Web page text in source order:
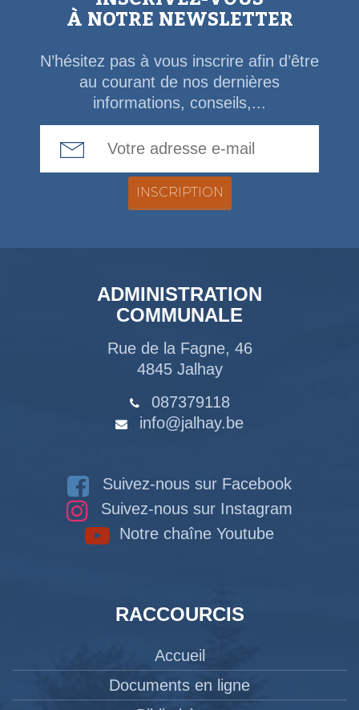
À NOTRE NEWSLETTER
N’hésitez pas à vous inscrire afin d’être
au courant de nos dernières
informations, conseils,...
ADMINISTRATION
COMMUNALE
Rue de la Fagne, 46
4845 Jalhay
087379118
info@jalhay.be
Suivez-nous sur Facebook
Suivez-nous sur Instagram
Notre chaîne Youtube
RACCOURCIS
Accueil
Documents en ligne